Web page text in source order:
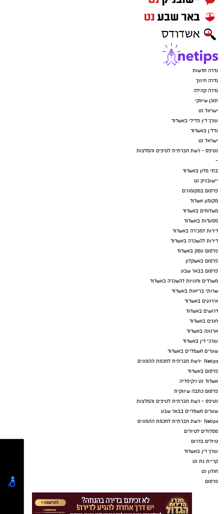
גדרה חדשות
גדרה חינוך
גדרה קהילה
תוכן שיווקי
ישראל נט
עורך דין פלילי באשדוד
נדל"ן באשדוד
ישראל נט
נטיפס - רשת חברתית לטיפים והמלצות
-
בתי מלון באשדוד
יישובניק נט
פרסום במקומונים
מקומון אשדוד
משלוחים באשדוד
מסעדות באשדוד
דירות למכירה באשדוד
דירות להשכרה באשדוד
פרסום עסק באשדוד
פרסום באשקלון
פרסום בבאר שבע
משרדים וחנויות להשכרה באשדוד
שרותי בריאות באשדוד
אירועים באשדוד
דרושים באשדוד
חוגים באשדוד
ארנונה באשדוד
עורכי דין באשדוד
שערים חשמליים באשדוד
Netips -רשת חברתית לחכמת ההמונים
פרסום באשדוד
אשדוד נט ויקיפדיה
פרסום כתבה שיווקית
נטיפס - רשת חברתית לטיפים והמלצות
שערים חשמליים בבאר שבע
Netips -רשת חברתית לחכמת ההמונים
מסלולים לטיולים
טיולים בדרום
עורך דין באשדוד
קריית גת נט
חולון נט
פרסום